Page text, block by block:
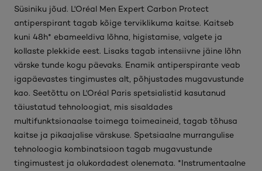
Süsiniku jõud. L'Oréal Men Expert Carbon Protect
antiperspirant tagab kõige terviklikuma kaitse. Kaitseb
kuni 48h* ebameeldiva lõhna, higistamise, valgete ja
kollaste plekkide eest. Lisaks tagab intensiivne jäine lõhn
värske tunde kogu päevaks. Enamik antiperspirante veab
igapäevastes tingimustes alt, põhjustades mugavustunde
kao. Seetõttu on L'Oréal Paris spetsialistid kasutanud
täiustatud tehnoloogiat, mis sisaldades
multifunktsionaalse toimega toimeaineid, tagab tõhusa
kaitse ja pikaajalise värskuse. Spetsiaalne murrangulise
tehnoloogia kombinatsioon tagab mugavustunde
tingimustest ja olukordadest olenemata. *Instrumentaalne